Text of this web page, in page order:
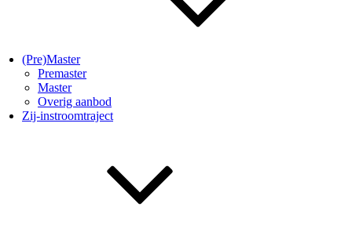
(Pre)Master
Premaster
Master
Overig aanbod
Zij-instroomtraject